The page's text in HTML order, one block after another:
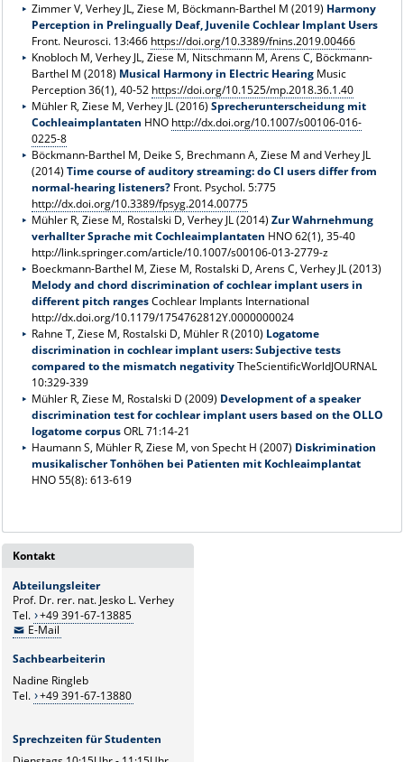
Zimmer V, Verhey JL, Ziese M, Böckmann-Barthel M (2019) Harmony
Perception in Prelingually Deaf, Juvenile Cochlear Implant Users
Front. Neurosci. 13:466 https://doi.org/10.3389/fnins.2019.00466
Knobloch M, Verhey JL, Ziese M, Nitschmann M, Arens C, Böckmann-
Barthel M (2018) Musical Harmony in Electric Hearing Music
Perception 36(1), 40-52 https://doi.org/10.1525/mp.2018.36.1.40
Mühler R, Ziese M, Verhey JL (2016)Sprecherunterscheidung mit
Cochleaimplantaten HNO http://dx.doi.org/10.1007/s00106-016-
0225-8
Böckmann-Barthel M, Deike S, Brechmann A, Ziese M and Verhey JL
(2014)Time course of auditory streaming: do CI users differ from
normal-hearing listeners? Front. Psychol. 5:775
http://dx.doi.org/10.3389/fpsyg.2014.00775
Mühler R, Ziese M, Rostalski D, Verhey JL (2014)Zur Wahrnehmung
verhallter Sprache mit Cochleaimplantaten HNO 62(1), 35-40
http://link.springer.com/article/10.1007/s00106-013-2779-z
Boeckmann-Barthel M, Ziese M, Rostalski D, Arens C, Verhey JL (2013)
Melody and chord discrimination of cochlear implant users in
different pitch rangesCochlear Implants International
http://dx.doi.org/10.1179/1754762812Y.0000000024
Rahne T, Ziese M, Rostalski D, Mühler R (2010) Logatome
discrimination in cochlear implant users: Subjective tests
compared to the mismatch negativityTheScientificWorldJOURNAL
10:329-339
Mühler R, Ziese M, Rostalski D (2009) Development of a speaker
discrimination test for cochlear implant users based on the OLLO
logatome corpusORL 71:14-21
Haumann S, Mühler R, Ziese M, von Specht H (2007) Diskrimination
musikalischer Tonhöhen bei Patienten mit Kochleaimplantat
HNO 55(8): 613-619
Kontakt
Abteilungsleiter
Prof. Dr. rer. nat. Jesko L. Verhey
Tel. +49 391-67-13885
E-Mail
Sachbearbeiterin
Nadine Ringleb
Tel. +49 391-67-13880
Sprechzeiten für Studenten